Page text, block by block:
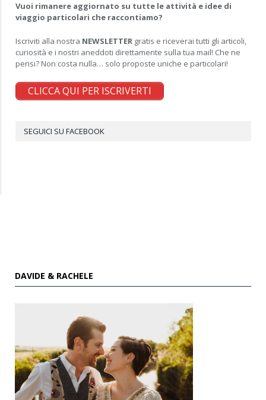
Vuoi rimanere aggiornato su tutte le attività e idee di
viaggio particolari che raccontiamo?
Iscriviti alla nostra NEWSLETTER gratis e riceverai tutti gli articoli,
curiosità e i nostri aneddoti direttamente sulla tua mail! Che ne
pensi? Non costa nulla… solo proposte uniche e particolari!
CLICCA QUI PER ISCRIVERTI
SEGUICI SU FACEBOOK
DAVIDE & RACHELE